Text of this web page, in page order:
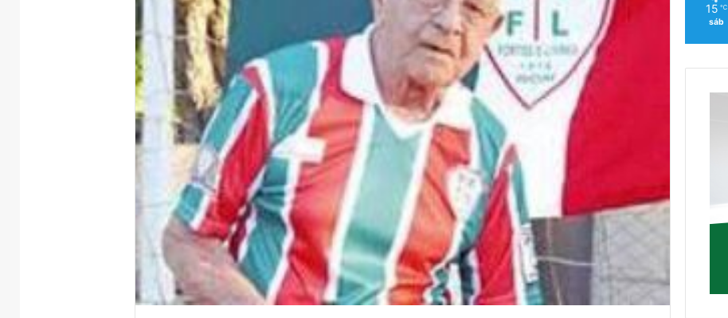
15 ℃
sáb